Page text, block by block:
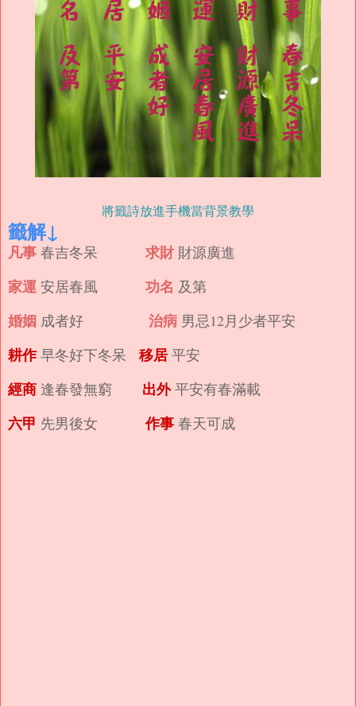
將籤詩放進手機當背景教學
籤解↓
凡事 春吉冬呆 求財財源廣進
家運 安居春風 功名 及第
婚姻 成者好 治病 男忌12月少者平安
耕作早冬好下冬呆 移居 平安
經商 逢春發無窮 出外平安有春滿載
六甲 先男後女作事 春天可成